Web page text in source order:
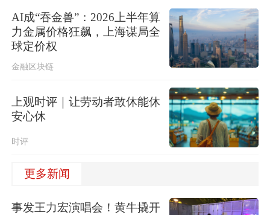
AI成“吞金兽”：2026上半年算
力金属价格狂飙，上海谋局全
球定价权
金融区块链
上观时评｜让劳动者敢休能休
安心休
时评
更多新闻
事发王力宏演唱会！黄牛撬开